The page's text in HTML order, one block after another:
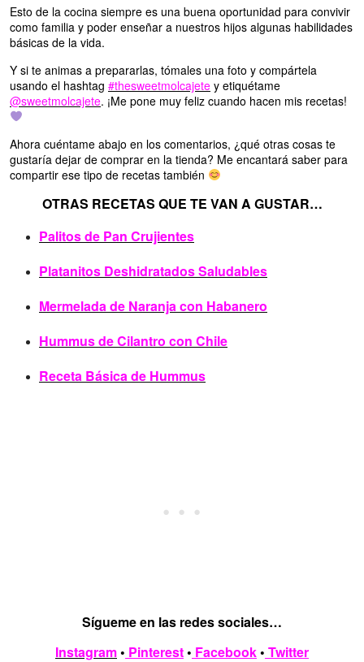
Esto de la cocina siempre es una buena oportunidad para convivir
como familia y poder enseñar a nuestros hijos algunas habilidades
básicas de la vida.
Y si te animas a prepararlas, tómales una foto y compártela
usando el hashtag #thesweetmolcajete y etiquétame
@sweetmolcajete. ¡Me pone muy feliz cuando hacen mis recetas!
Ahora cuéntame abajo en los comentarios, ¿qué otras cosas te
gustaría dejar de comprar en la tienda? Me encantará saber para
compartir ese tipo de recetas también
OTRAS RECETAS QUE TE VAN A GUSTAR…
Palitos de Pan Crujientes
Platanitos Deshidratados Saludables
Mermelada de Naranja con Habanero
Hummus de Cilantro con Chile
Receta Básica de Hummus
Sígueme en las redes sociales…
Instagram• Pinterest• Facebook• Twitter